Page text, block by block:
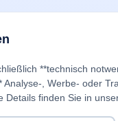
**technisch
Analyse-, Werbe- oder
Details finden Sie in